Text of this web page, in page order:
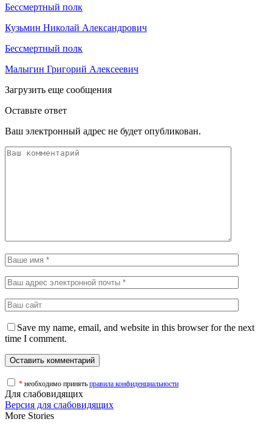
Бессмертный полк
Кузьмин Николай Александрович
Бессмертный полк
Малыгин Григорий Алексеевич
Загрузить еще сообщения
Оставьте ответ
Ваш электронный адрес не будет опубликован.
Save my name, email, and website in this browser for the next
time I comment.
* необходимо принять правила конфиденциальности
Для слабовидящих
Версия для слабовидящих
More Stories